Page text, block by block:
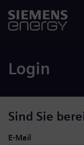
Login
Sind Sie
Login: Benutzer und
E-Mail